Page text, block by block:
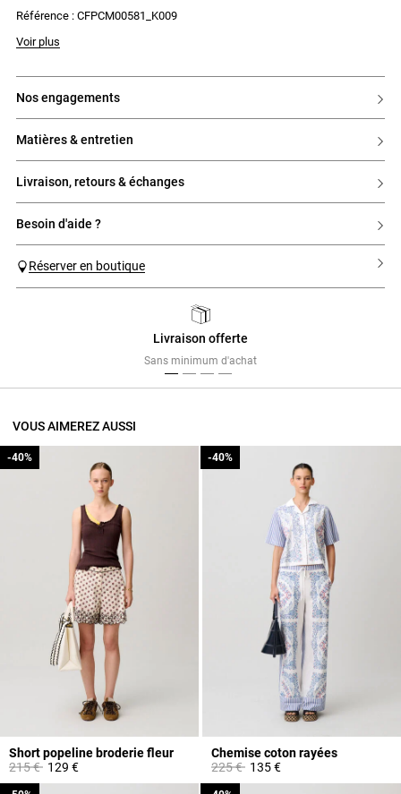
- Broderie de fleur sur le bas de la chemise
Référence : CFPCM00581_K009
Voir plus
nos engagements
matières & entretien
livraison, retours & échanges
besoin d'aide ?
Réserver en boutique
Livraison offerte
Sans minimum d'achat
VOUS AIMEREZ AUSSI
Short popeline broderie fleur
Prix réduit à partir de
215 €à
-40%
129 €
-40%
Chemise coton rayées
Prix réduit à partir de
225 €à
-40%
135 €
-40%